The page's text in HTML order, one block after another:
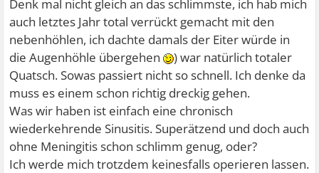
Denk mal nicht gleich an das schlimmste, ich hab mich
auch letztes Jahr total verrückt gemacht mit den
nebenhöhlen, ich dachte damals der Eiter würde in
die Augenhöhle übergehen
) war natürlich totaler
Quatsch. Sowas passiert nicht so schnell. Ich denke da
muss es einem schon richtig dreckig gehen.
Was wir haben ist einfach eine chronisch
wiederkehrende Sinusitis. Superätzend und doch auch
ohne Meningitis schon schlimm genug, oder?
Ich werde mich trotzdem keinesfalls operieren lassen.